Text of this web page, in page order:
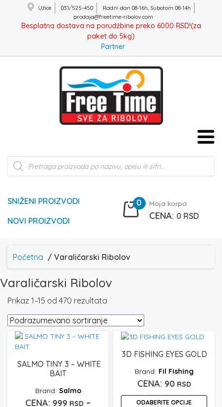
Užice 031/525-450
Radni dan 08-16h, Subotom 08-14h
prodaja@freetime-ribolov.com
Besplatna dostava na porudžbine preko 6000 RSD!(za
paket do 5kg)
Partner
Products
search
SNIŽENI PROIZVODI
NOVI PROIZVODI
0 Moja korpa
0 RSD
Početna / Varaličarski Ribolov
Varaličarski Ribolov
Prikaz 1–15 od 470 rezultata
SALMO TINY 3 – WHITE
BAIT
Salmo
999 RSD –
3D FISHING EYES GOLD
Fil Fishing
90 RSD
ODABERITE OPCIJE